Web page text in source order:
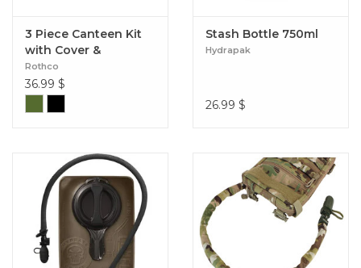
3 Piece Canteen Kit
with Cover &
Aluminum Cup
Rothco
36.99 $
Stash Bottle 750ml
Hydrapak
26.99 $